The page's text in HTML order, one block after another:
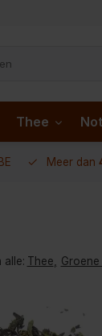
Thee
Meer dan
alle: Thee Groene